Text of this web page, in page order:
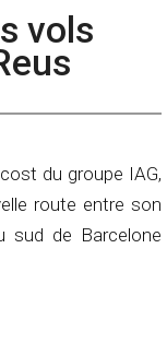
vols
du groupe IAG,
route entre son
sud de Barcelone